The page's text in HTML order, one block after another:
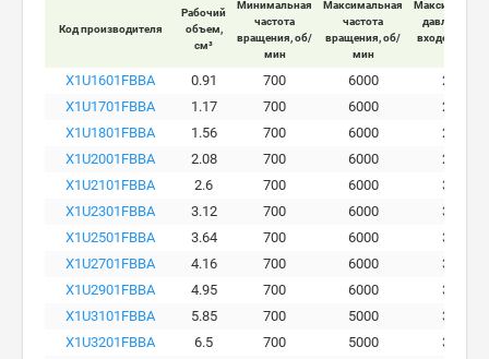
Код производителя
Рабочий
объем,
см³
Минимальная
частота
вращения, об/
мин
Максимальная
частота
вращения, об/
мин
давление на
входе
X1U1601FBBA 0.91 700 6000
280
X1U1701FBBA
1.17 700 6000
290
X1U1801FBBA
1.56 700 6000
290
X1U2001FBBA
2.08 700 6000
290
X1U2101FBBA
2.6 700 6000
300
X1U2301FBBA
3.12 700 6000
300
X1U2501FBBA
3.64 700 6000
300
X1U2701FBBA
4.16 700 6000
300
X1U2901FBBA
4.95 700 6000
300
X1U3101FBBA
5.85 700 5000
300
X1U3201FBBA
6.5 700 5000
300